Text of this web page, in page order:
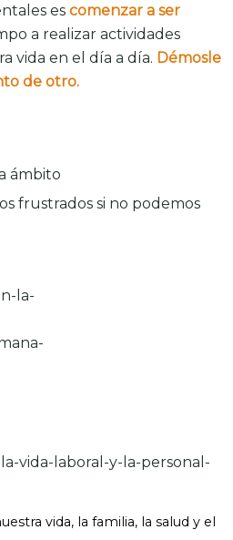
es comenzar a ser
a realizar actividades
vida en el día a día. Démosle
de otro.
ámbito
frustrados si no podemos
la-
vida-laboral-y-la-personal-
vida, la familia, la salud y el